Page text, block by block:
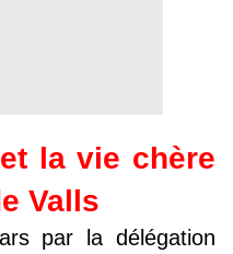
la vie chère
Valls
par la délégation